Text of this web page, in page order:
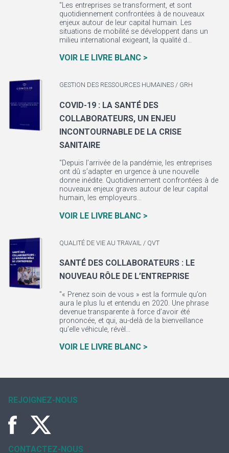
"Les entreprises se transforment, et sont
quotidiennement confrontées à de nouveaux
enjeux autour de leur capital humain. Les
situations de mobilité se développent dans un
milieu international exigeant, la qualité d...
VOIR LE LIVRE BLANC >
GESTION DES RESSOURCES HUMAINES / GRH
COVID-19 : LA SANTÉ DES
COLLABORATEURS, UN ENJEU
INCONTOURNABLE DE LA CRISE
SANITAIRE
"Depuis l’arrivée de la pandémie, les entreprises
ont dû s’adapter en urgence à une nouvelle
donne inédite. Quotidiennement confrontées à de
nouveaux enjeux graves autour de leur capital
humain, les employeurs...
VOIR LE LIVRE BLANC >
QUALITÉ DE VIE AU TRAVAIL / QVT
SANTÉ DES COLLABORATEURS : LE
NOUVEAU RÔLE DE L’ENTREPRISE
"« Prenez soin de vous » est la formule qu’on
aura le plus lu et entendu en 2020. Une phrase
devenue transparente à force d’avoir été
prononcée, et qui, au-delà de la bienveillance
qu’elle véhicule, révèl...
VOIR LE LIVRE BLANC >
REJOIGNEZ-NOUS
CONTACTEZ-NOUS